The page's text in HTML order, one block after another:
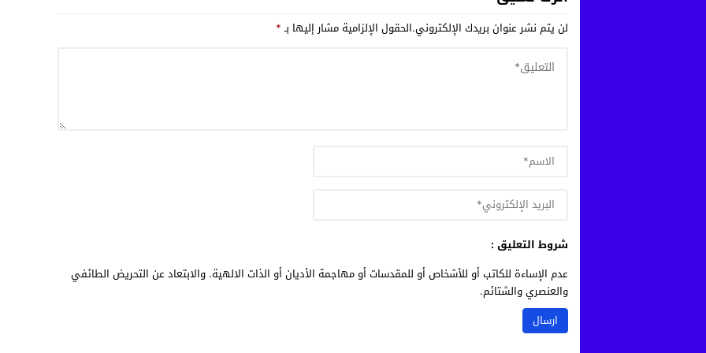
لن يتم نشر عنوان بريدك الإلكتروني.الحقول الإلزامية مشار إليها بـ*
شروط التعليق :
عدم الإساءة للكاتب أو للأشخاص أو للمقدسات أو مهاجمة الأديان أو الذات الالهية. والابتعاد عن التحريض الطائفي
والعنصري والشتائم.